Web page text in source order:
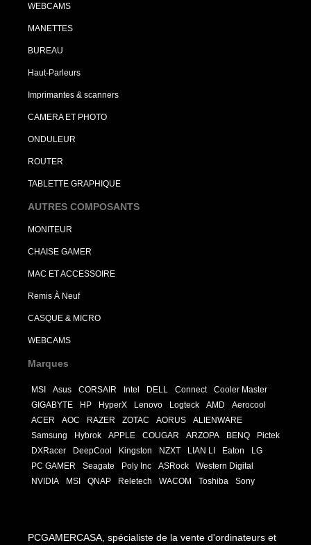
WEBCAMS
MANETTES
BUREAU
Haut-Parleurs
Imprimantes & scanners
CAMERA ET PHOTO
ONDULEUR
ROUTER
TABLETTE GRAPHIQUE
AUTRES COMPOSANTS
MONITEUR
CHAISE GAMER
MAC ET ACCESSOIRE
Remis À Neuf
CASQUE & MICRO
WEBCAMS
Marques
MSI Asus CORSAIR Intel DELL Connect
Cooler Master
GIGABYTE
HP HyperX Lenovo Logteck AMD
Aerocool
ACER
AOC RAZER ZOTAC AORUS
ALIENWARE
Samsung
Hybrok APPLE COUGAR ARZOPA BENQ
Pictek
DXRacer
DeepCool Kingston NZXT LIAN LI Eaton
LG
PC GAMER
Seagate Poly Inc ASRock
Western Digital
NVIDIA
MSI QNAP Reletech WACOM Toshiba Sony
PCGAMERCASA, spécialiste de la vente d'ordinateurs et